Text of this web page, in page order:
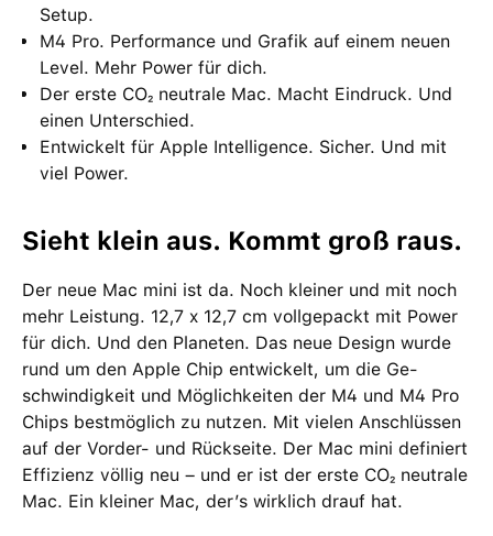
Setup.
M4 Pro. Performance und Grafik auf einem neuen
Level. Mehr Power für dich.
Der erste CO₂ neutrale Mac. Macht Eindruck. Und
einen Unter­schied.
Entwickelt für Apple Intelligence. Sicher. Und mit
viel Power.
Sieht klein aus. Kommt groß raus.
Der neue Mac mini ist da. Noch kleiner und mit noch
mehr Leistung. 12,7 x 12,7 cm voll­gepackt mit Power
für dich. Und den Planeten. Das neue Design wurde
rund um den Apple Chip ent­wi­ckelt, um die Ge­
schwin­dig­keit und Möglich­keiten der M4 und M4 Pro
Chips bestmög­lich zu nutzen. Mit vielen Anschlüssen
auf der Vorder- und Rück­seite. Der Mac mini definiert
Effizienz völlig neu – und er ist der erste CO₂ neutrale
Mac. Ein kleiner Mac, der’s wirklich drauf hat.